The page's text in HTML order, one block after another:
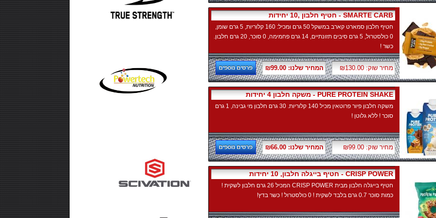
חטיף חלבון ,10 יחידות - SMARTE CARB
חטיף חלבון סמארט קארב במשקל 50 גרם ומכיל: 160 קלוריות, 5 גרם שומן,
0 כולסטרול, 5 גרם סיבים תזונתיים, 14 גרם פחמימה, 0 סוכר, 20 גרם חלבון.
כשר !
המחיר שלנו: ₪99.00 מחיר שוק: ₪130.00
משקה חלבון 4 יחידות - PURE PROTEIN SHAKE
משקה חלבון פיור פרוטאין מכיל 140 קלוריות. 30 גרם חלבון מי גבינה, 1 גרם
סוכר ! ללא גלוטן !
המחיר שלנו: ₪66.00 מחיר שוק: ₪99.00
חטיף בייגלה חלבון, 10 יחידות - CRISP POWER
חטיף בייגלה חלבון מבית CRISP POWER המכיל 26 גרם חלבון לשקית !
כמות סוכר 0.7 גרם בלבד לשקית ! 0 כולסטרול ! כשר בדץ!